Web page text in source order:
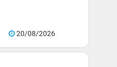
20/08/2026